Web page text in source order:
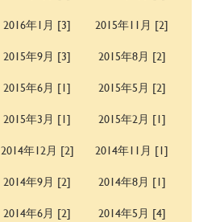
2016年1月 [3]
2015年11月 [2]
2015年9月 [3]
2015年8月 [2]
2015年6月 [1]
2015年5月 [2]
2015年3月 [1]
2015年2月 [1]
2014年12月 [2]
2014年11月 [1]
2014年9月 [2]
2014年8月 [1]
2014年6月 [2]
2014年5月 [4]